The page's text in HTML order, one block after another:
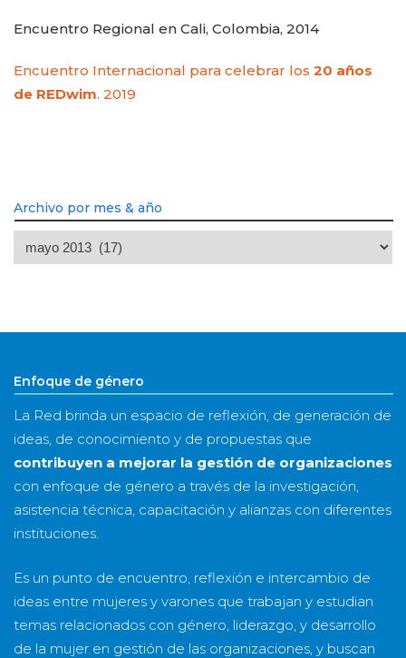
Encuentro Regional en Cali, Colombia, 2014
Encuentro Internacional para celebrar los 20 años
de REDwim. 2019
Archivo por mes & año
Archivo
por
año
Enfoque de género
La Red brinda un espacio de reflexión, de generación de
ideas, de conocimiento y de propuestas que
contribuyen a mejorar la gestión de organizaciones
con enfoque de género a través de la investigación,
asistencia técnica, capacitación y alianzas con diferentes
instituciones.
Es un punto de encuentro, reflexión e intercambio de
ideas entre mujeres y varones que trabajan y estudian
temas relacionados con género, liderazgo, y desarrollo
de la mujer en gestión de las organizaciones, y buscan